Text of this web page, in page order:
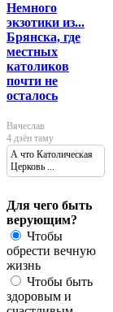
Немного
экзотики из...
Брянска, где
местных
католиков
почти не
осталось
Вячеслав
4 дзён таму
А что Католическая
Церковь ...
Для чего быть
верующим?
Чтобы
обрести вечную
жизнь
Чтобы быть
здоровым и